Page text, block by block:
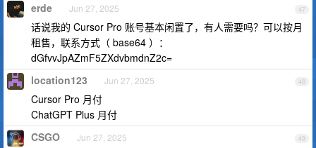
47
erde Jun 27, 2025
话说我的 Cursor Pro 账号基本闲置了，有人需要吗？可以按月
租售，联系方式（ base64 ）：
dGfvvJpAZmF5ZXdvbmdnZ2c=
48
location123 Jun 27, 2025
Cursor Pro 月付
ChatGPT Plus 月付
49
CSGO Jun 27, 2025